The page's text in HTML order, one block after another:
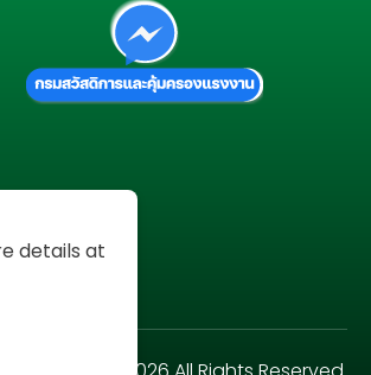
details at